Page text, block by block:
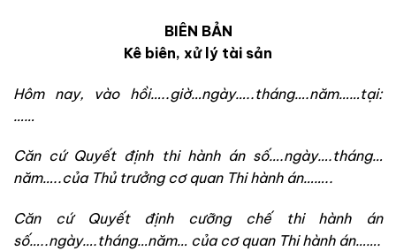
BIÊN BẢN
Kê biên, xử lý tài sản
Hôm nay, vào hồi…..giờ…ngày…..tháng….năm……tại:
……
Căn cứ Quyết định thi hành án số….ngày….tháng…
năm…..của Thủ trưởng cơ quan Thi hành án……..
Căn cứ Quyết định cưỡng chế thi hành án
số…..ngày….tháng…năm… của cơ quan Thi hành án…….